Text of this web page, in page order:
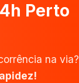
Perto
na via?